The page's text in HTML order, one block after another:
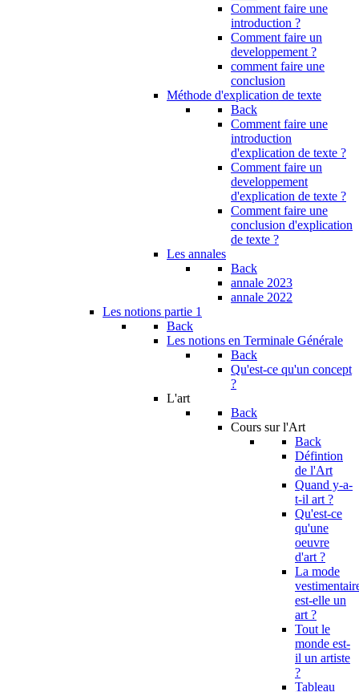
Comment faire une
introduction ?
Comment faire un
developpement ?
comment faire une
conclusion
Méthode d'explication de texte
Back
Comment faire une
introduction
d'explication de texte ?
Comment faire un
developpement
d'explication de texte ?
Comment faire une
conclusion d'explication
de texte ?
Les annales
Back
annale 2023
annale 2022
Les notions partie 1
Back
Les notions en Terminale Générale
Back
Qu'est-ce qu'un concept
?
L'art
Back
Cours sur l'Art
Back
Défintion
de l'Art
Quand y-a-
t-il art ?
Qu'est-ce
qu'une
oeuvre
d'art ?
La mode
est-elle un
art ?
Tout le
monde est-
il un artiste
?
Tableau